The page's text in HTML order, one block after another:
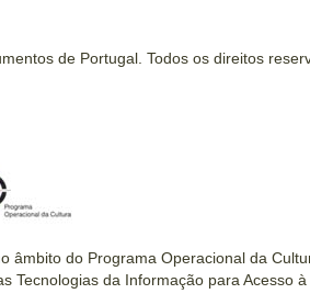
de Portugal. Todos os direitos
âmbito do Programa Operacional da
Tecnologias da Informação para Acesso